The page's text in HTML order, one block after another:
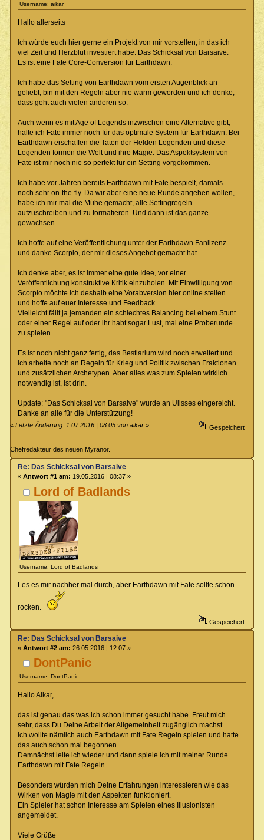
Username: aikar
Hallo allerseits
Ich würde euch hier gerne ein Projekt von mir vorstellen, in das ich
viel Zeit und Herzblut investiert habe: Das Schicksal von Barsaive.
Es ist eine Fate Core-Conversion für Earthdawn.
Ich habe das Setting von Earthdawn vom ersten Augenblick an
geliebt, bin mit den Regeln aber nie warm geworden und ich denke,
dass geht auch vielen anderen so.
Auch wenn es mit Age of Legends inzwischen eine Alternative gibt,
halte ich Fate immer noch für das optimale System für Earthdawn. Bei
Earthdawn erschaffen die Taten der Helden Legenden und diese
Legenden formen die Welt und ihre Magie. Das Aspektsystem von
Fate ist mir noch nie so perfekt für ein Setting vorgekommen.
Ich habe vor Jahren bereits Earthdawn mit Fate bespielt, damals
noch sehr on-the-fly. Da wir aber eine neue Runde angehen wollen,
habe ich mir mal die Mühe gemacht, alle Settingregeln
aufzuschreiben und zu formatieren. Und dann ist das ganze
gewachsen...
Ich hoffe auf eine Veröffentlichung unter der Earthdawn Fanlizenz
und danke Scorpio, der mir dieses Angebot gemacht hat.
Ich denke aber, es ist immer eine gute Idee, vor einer
Veröffentlichung konstruktive Kritik einzuholen. Mit Einwilligung von
Scorpio möchte ich deshalb eine Vorabversion hier online stellen
und hoffe auf euer Interesse und Feedback.
Vielleicht fällt ja jemanden ein schlechtes Balancing bei einem Stunt
oder einer Regel auf oder ihr habt sogar Lust, mal eine Proberunde
zu spielen.
Es ist noch nicht ganz fertig, das Bestiarium wird noch erweitert und
ich arbeite noch an Regeln für Krieg und Politik zwischen Fraktionen
und zusätzlichen Archetypen. Aber alles was zum Spielen wirklich
notwendig ist, ist drin.
Update: "Das Schicksal von Barsaive" wurde an Ulisses eingereicht.
Danke an alle für die Unterstützung!
«Letzte Änderung: 1.07.2016 | 08:05 von aikar » Gespeichert
Chefredakteur des neuen Myranor.
Lord of Badlands
Username: Lord of Badlands
Re: Das Schicksal von Barsaive
« Antwort #1 am: 19.05.2016 | 08:37 »
Les es mir nachher mal durch, aber Earthdawn mit Fate sollte schon
rocken.
Gespeichert
DontPanic
Username: DontPanic
Re: Das Schicksal von Barsaive
« Antwort #2 am: 26.05.2016 | 12:07 »
Hallo Aikar,
das ist genau das was ich schon immer gesucht habe. Freut mich
sehr, dass Du Deine Arbeit der Allgemeinheit zugänglich machst.
Ich wollte nämlich auch Earthdawn mit Fate Regeln spielen und hatte
das auch schon mal begonnen.
Demnächst leite ich wieder und dann spiele ich mit meiner Runde
Earthdawn mit Fate Regeln.
Besonders würden mich Deine Erfahrungen interessieren wie das
Wirken von Magie mit den Aspekten funktioniert.
Ein Spieler hat schon Interesse am Spielen eines Illusionisten
angemeldet.
Viele Grüße